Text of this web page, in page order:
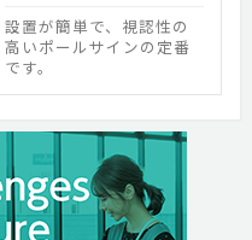
設置が簡単で、視認性の
高いポールサインの定番
です。